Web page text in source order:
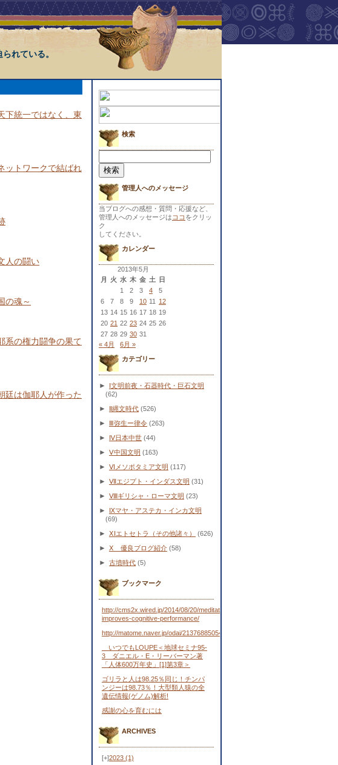
れている。
下統一ではなく、東
ットワークで結ばれ
人の闘い
の魂～
系の権力闘争の果て
廷は伽耶人が作った
検索
索:
管理人へのメッセージ
当ブログへの感想・質問・応援など、
管理人へのメッセージは ココ をクリッ
ク
してください。
カレンダー
2013年5月
月
火 水 木 金 土
日
1
2 3 4
5
6
7 8 9 10 11
12
13 14 15 16 17 18 19
20 21 22 23 24 25 26
27 28 29 30 31
« 4月
6月 »
カテゴリー
►
Ⅰ文明前夜・石器時代・巨石文明
(62)
► Ⅱ縄文時代 (526)
► Ⅲ弥生ー律令 (263)
► Ⅳ日本中世 (44)
► Ⅴ中国文明 (163)
► Ⅵメソポタミア文明 (117)
► Ⅶエジプト・インダス文明 (31)
► Ⅷギリシャ・ローマ文明 (23)
►
Ⅸマヤ・アステカ・インカ文明
(69)
► ⅩⅠエトセトラ（その他諸々） (626)
► Ⅹ 優良ブログ紹介 (58)
► 古墳時代 (5)
ブックマーク
http://cms2x.wired.jp/2014/08/20/meditation-
improves-cognitive-performance/
http://matome.naver.jp/odai/2137688505443481701
いつでもLOUPE＜地球セミナ95-
3 ダニエル・E・リーバーマン著
「人体600万年史」[1]第3章＞
ゴリラと人は98.25％同じ！チンパ
ンジーは98.73％！大型類人猿の全
遺伝情報(ゲノム)解析!
感謝の心を育むには
ARCHIVES
[+]2023 (1)